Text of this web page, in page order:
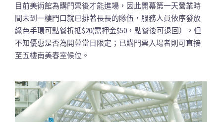
目前美術館為購門票後才能進場，因此開幕第一天營業時
間未到一樓門口就已排著長長的隊伍，服務人員依序發放
綠色手環可點餐折抵$20(需押金$50，點餐後可退回），但
不知優惠是否為開幕當日限定；已購門票入場者則可直接
至五樓南美春室候位。